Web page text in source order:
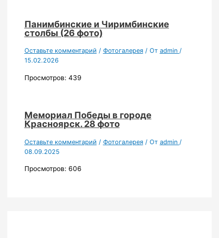
Панимбинские и Чиримбинские
столбы (26 фото)
Оставьте комментарий / Фотогалерея/ От admin /
15.02.2026
Просмотров: 439
Мемориал Победы в городе
Красноярск. 28 фото
Оставьте комментарий / Фотогалерея/ От admin /
08.09.2025
Просмотров: 606